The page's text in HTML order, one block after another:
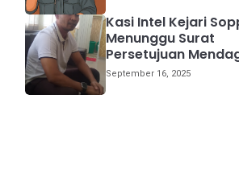
Kasi Intel Kejari
Menunggu Surat
Persetujuan
Kami Akan Periksa
September 16, 2025